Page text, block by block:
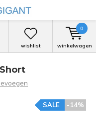
wishlist winkelwagen
0
-14%
SALE